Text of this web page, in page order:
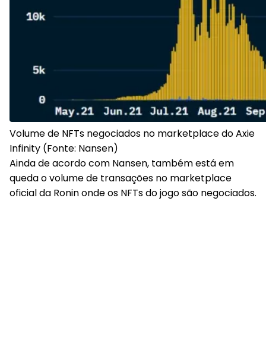
Volume de NFTs negociados no marketplace do Axie
Infinity (Fonte: Nansen)
Ainda de acordo com Nansen, também está em
queda o volume de transações no marketplace
oficial da Ronin onde os NFTs do jogo são negociados.